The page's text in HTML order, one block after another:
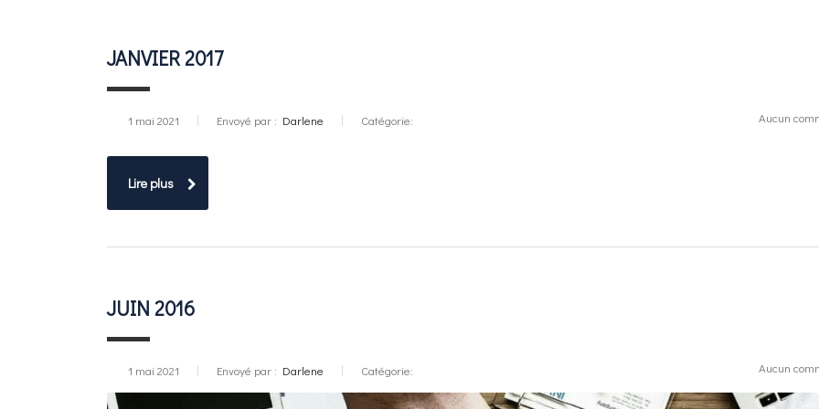
JANVIER 2017
1 mai 2021 Envoyé par : Darlene Catégorie: Aucun
Lire plus
JUIN 2016
1 mai 2021 Envoyé par : Darlene Catégorie: Aucun